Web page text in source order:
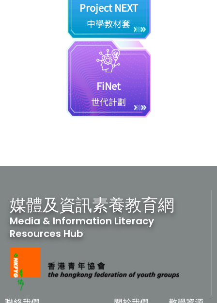
Project NEXT
中學教材套
FiNet
世代計劃
媒體及資訊素養教育網
Media & Information Literacy
Resources Hub